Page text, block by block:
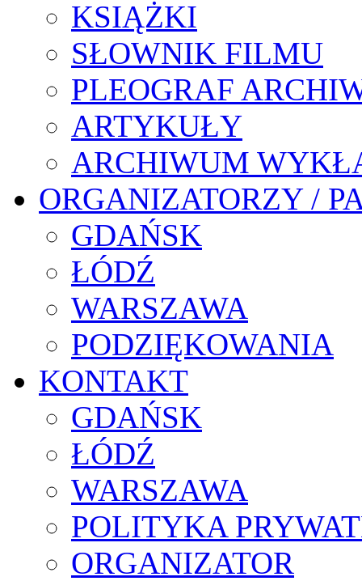
KSIĄŻKI
SŁOWNIK FILMU
PLEOGRAF
ARTYKUŁY
ARCHIWUM
ORGANIZATORZY /
GDAŃSK
ŁÓDŹ
WARSZAWA
PODZIĘKOWANIA
KONTAKT
GDAŃSK
ŁÓDŹ
WARSZAWA
POLITYKA
ORGANIZATOR